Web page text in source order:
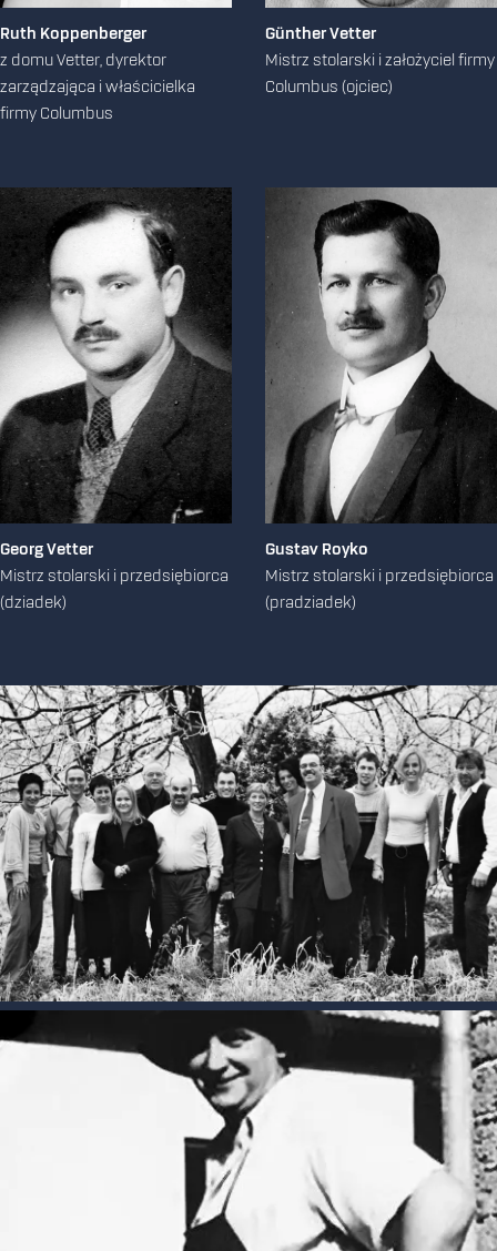
Ruth Koppenberger
z domu Vetter, dyrektor
zarządzająca i właścicielka
firmy Columbus
Günther Vetter
Mistrz stolarski i założyciel firmy
Columbus (ojciec)
Georg Vetter
Mistrz stolarski i przedsiębiorca
(dziadek)
Gustav Royko
Mistrz stolarski i przedsiębiorca
(pradziadek)